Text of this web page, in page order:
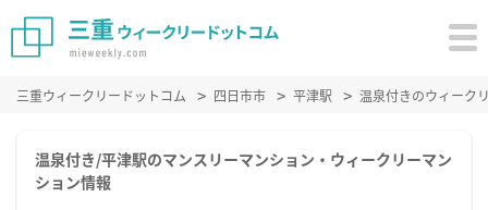
三重ウィークリードットコム 四日市市 平津駅 温泉付きのウィーク
温泉付き/平津駅のマンスリーマンション・ウィークリーマン
ション情報